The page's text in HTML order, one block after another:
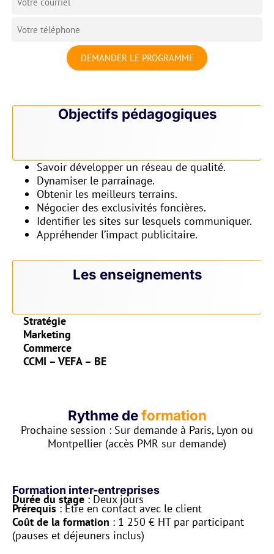
DEMANDER LE PROGRAMME
Objectifs pédagogiques
Savoir développer un réseau de qualité.
Dynamiser le parrainage.
Obtenir les meilleurs terrains.
Négocier des exclusivités foncières.
Identifier les sites sur lesquels communiquer.
Appréhender l’impact publicitaire.
Les enseignements
Stratégie
Marketing
Commerce
CCMI – VEFA – BE
Rythme deformation
Prochaine session : Sur demande à Paris, Lyon ou
Montpellier (accès PMR sur demande)
Formation inter-entreprises
Durée du stage: Deux jours
Prérequis : Être en contact avec le client
Coût de la formation : 1 250 € HT par participant
(pauses et déjeuners inclus)